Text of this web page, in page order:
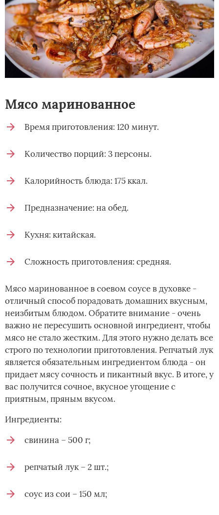
Мясо маринованное
Время приготовления: 120 минут.
Количество порций: 3 персоны.
Калорийность блюда: 175 ккал.
Предназначение: на обед.
Кухня: китайская.
Сложность приготовления: средняя.
Мясо маринованное в соевом соусе в духовке -
отличный способ порадовать домашних вкусным,
неизбитым блюдом. Обратите внимание - очень
важно не пересушить основной ингредиент, чтобы
мясо не стало жестким. Для этого нужно делать все
строго по технологии приготовления. Репчатый лук
является обязательным ингредиентом блюда - он
придает мясу сочность и пикантный вкус. В итоге, у
вас получится сочное, вкусное угощение с
приятным, пряным вкусом.
Ингредиенты:
свинина – 500 г;
репчатый лук – 2 шт.;
соус из сои – 150 мл;